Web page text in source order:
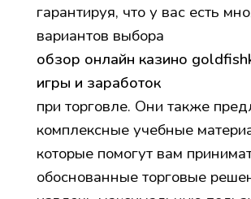
гарантируя, что у вас есть
вариантов выбора
обзор онлайн казино
игры и заработок
при торговле. Они также
комплексные учебные
которые помогут вам
обоснованные торговые